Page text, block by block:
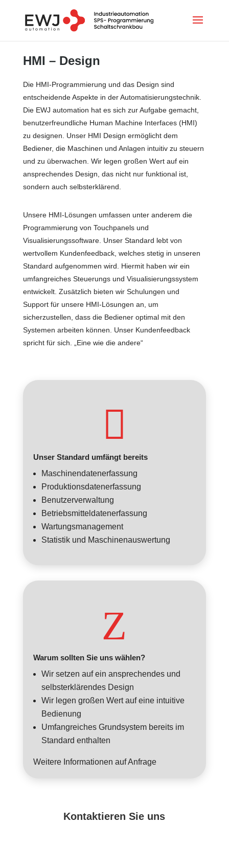
HMI – Design
Die HMI-Programmierung und das Design sind
entscheidende Aspekte in der Automatisierungstechnik.
Die EWJ automation hat es sich zur Aufgabe gemacht,
benutzerfreundliche Human Machine Interfaces (HMI)
zu designen. Unser HMI Design ermöglicht dem
Bediener, die Maschinen und Anlagen intuitiv zu steuern
und zu überwachen. Wir legen großen Wert auf ein
ansprechendes Design, das nicht nur funktional ist,
sondern auch selbsterklärend.
Unsere HMI-Lösungen umfassen unter anderem die
Programmierung von Touchpanels und
Visualisierungssoftware. Unser Standard lebt von
wertvollem Kundenfeedback, welches stetig in unseren
Standard aufgenommen wird. Hiermit haben wir ein
umfangreiches Steuerungs und Visualisierungssystem
entwickelt. Zusätzlich bieten wir Schulungen und
Support für unsere HMI-Lösungen an, um
sicherzustellen, dass die Bediener optimal mit den
Systemen arbeiten können. Unser Kundenfeedback
spricht für sich. „Eine wie die andere“

Unser Standard umfängt bereits
Maschinendatenerfassung
Produktionsdatenerfassung
Benutzerverwaltung
Betriebsmitteldatenerfassung
Wartungsmanagement
Statistik und Maschinenauswertung
Z
Warum sollten Sie uns wählen?
Wir setzen auf ein ansprechendes und
selbsterklärendes Design
Wir legen großen Wert auf eine intuitive
Bedienung
Umfangreiches Grundsystem bereits im
Standard enthalten
Weitere Informationen auf Anfrage
Kontaktieren Sie uns